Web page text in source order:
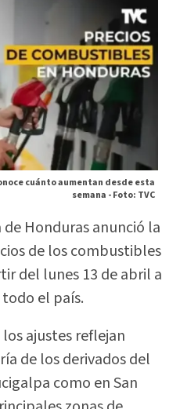
cuánto aumentan desde esta
semana -Foto: TVC
Honduras anunció la
de los combustibles
del lunes 13 de abril a
todo el país.
ajustes reflejan
de los derivados del
como en San